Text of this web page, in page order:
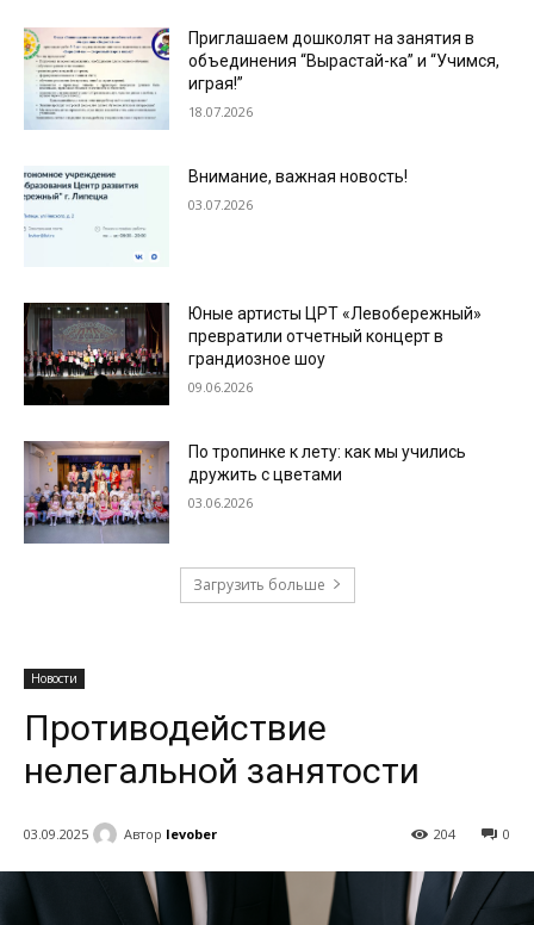
Приглашаем дошколят на занятия в
объединения “Вырастай-ка” и “Учимся,
играя!”
18.07.2026
Внимание, важная новость!
03.07.2026
Юные артисты ЦРТ «Левобережный»
превратили отчетный концерт в
грандиозное шоу
09.06.2026
По тропинке к лету: как мы учились
дружить с цветами
03.06.2026
Загрузить больше